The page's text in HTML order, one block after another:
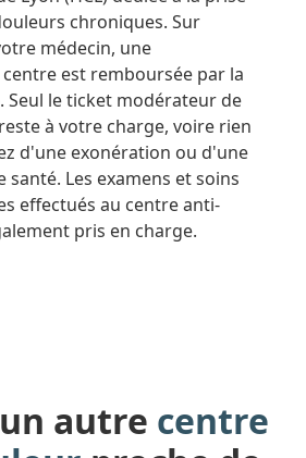
chroniques. Sur
médecin, une
est remboursée par la
Seul le ticket modérateur de
à votre charge, voire rien
d'une exonération ou d'une
Les examens et soins
effectués au centre anti-
pris en charge.
autre centre